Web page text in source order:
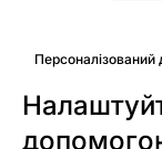
Персоналізований